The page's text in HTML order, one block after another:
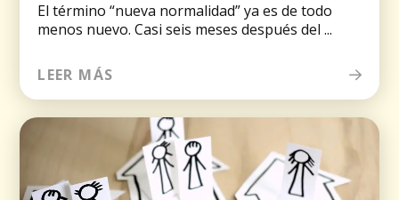
El término “nueva normalidad” ya es de todo
menos nuevo. Casi seis meses después del ...
LEER MÁS